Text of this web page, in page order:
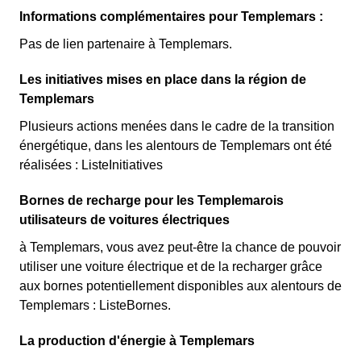
Informations complémentaires pour Templemars :
Pas de lien partenaire à Templemars.
Les initiatives mises en place dans la région de
Templemars
Plusieurs actions menées dans le cadre de la transition
énergétique, dans les alentours de Templemars ont été
réalisées : ListeInitiatives
Bornes de recharge pour les Templemarois
utilisateurs de voitures électriques
à Templemars, vous avez peut-être la chance de pouvoir
utiliser une voiture électrique et de la recharger grâce
aux bornes potentiellement disponibles aux alentours de
Templemars : ListeBornes.
La production d'énergie à Templemars